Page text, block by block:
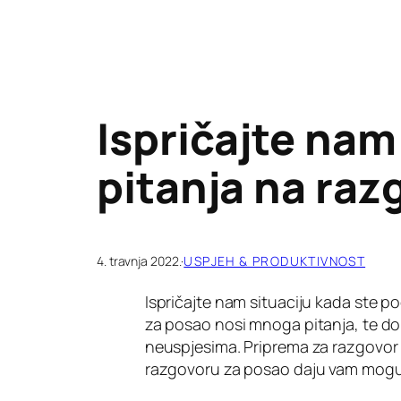
Ispričajte
pitanja na
4. travnja 2022.·USPJEH & PRODUKTIVNOST
Ispričajte nam situaciju kada ste
za posao nosi mnoga pitanja, te
neuspjesima. Priprema za
razgovoru za posao daju vam